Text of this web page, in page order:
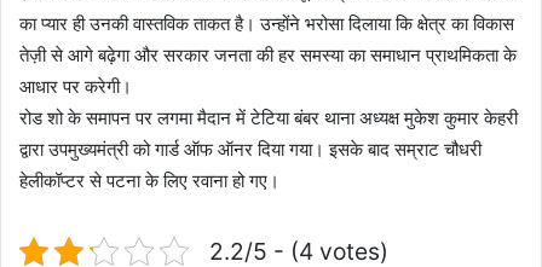
का प्यार ही उनकी वास्तविक ताकत है। उन्होंने भरोसा दिलाया कि क्षेत्र का विकास
तेज़ी से आगे बढ़ेगा और सरकार जनता की हर समस्या का समाधान प्राथमिकता के
आधार पर करेगी।
रोड शो के समापन पर लगमा मैदान में टेटिया बंबर थाना अध्यक्ष मुकेश कुमार केहरी
द्वारा उपमुख्यमंत्री को गार्ड ऑफ ऑनर दिया गया। इसके बाद सम्राट चौधरी
हेलीकॉप्टर से पटना के लिए रवाना हो गए।
2.2/5 - (4 votes)